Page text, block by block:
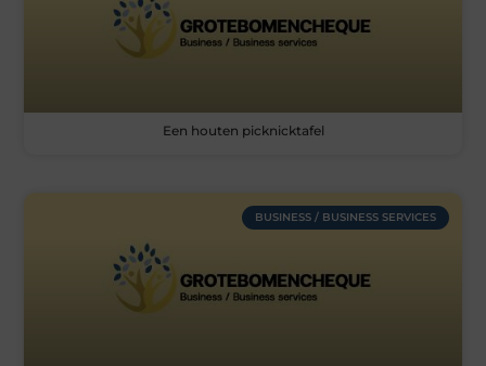
Een houten picknicktafel
BUSINESS / BUSINESS SERVICES